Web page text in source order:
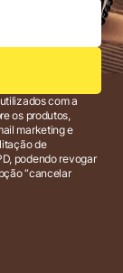
com a
os produtos,
de
podendo revogar
“cancelar